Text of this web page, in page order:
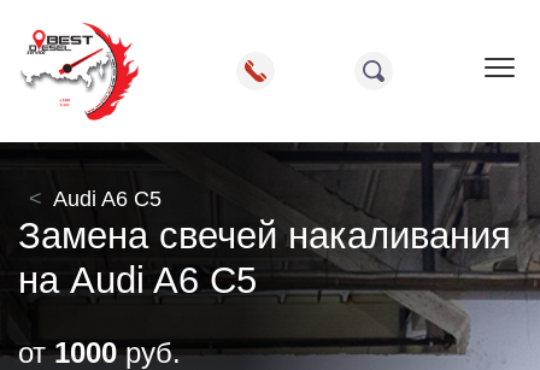
Audi A6 C5
Замена свечей накаливания
на Audi A6 C5
от1000руб.